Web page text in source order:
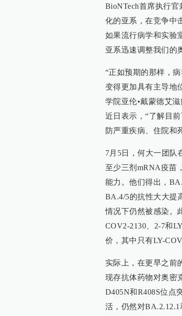
BioNTech首席执行
化的亚系，在竞争中
如果流行病学和实验
亚系迅速调整我们的
“正如预期的那样，
变得更加具有主导地
学院亚伦•戴蒙德艾
近日表示，“了解目
防严重疾病、住院和
7月5日，何大一团队
至少三剂mRNA疫苗
能力。他们得出，
BA.4/5的抗性大大提
情况下仍然被感染。
COV2-2130、2-7和
价，其中只有LY-
实际上，在更早之前
现存抗体药物对奥密
D405N和R408S位点
活，仍然对